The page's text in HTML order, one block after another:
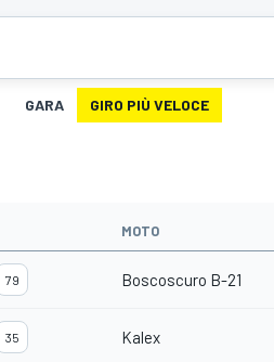
GARA GIRO PIÙ VELOCE
MOTO
79 Boscoscuro B-21
35 Kalex